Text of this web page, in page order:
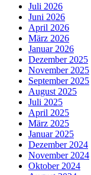
Juli 2026
Juni 2026
April 2026
März 2026
Januar 2026
Dezember 2025
November 2025
September 2025
August 2025
Juli 2025
April 2025
März 2025
Januar 2025
Dezember 2024
November 2024
Oktober 2024